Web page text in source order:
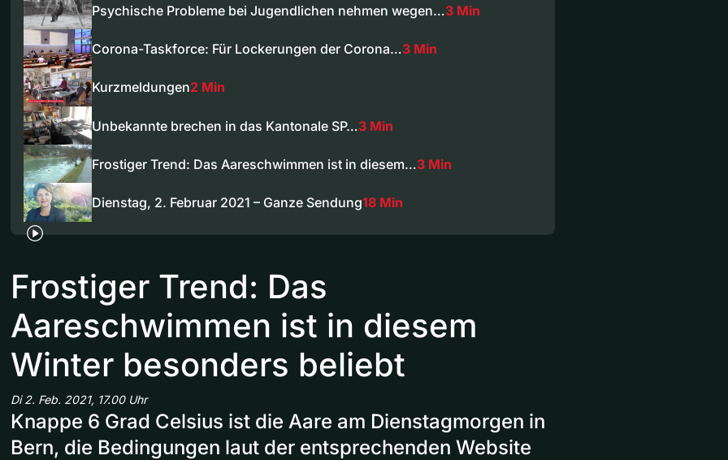
Psychische Probleme bei Jugendlichen nehmen wegen…3 Min
Corona-Taskforce: Für Lockerungen der Corona…3 Min
Kurzmeldungen2 Min
Unbekannte brechen in das Kantonale SP…3 Min
Frostiger Trend: Das Aareschwimmen ist in diesem…3 Min
Dienstag, 2. Februar 2021 – Ganze Sendung18 Min
Frostiger Trend: Das
Aareschwimmen ist in diesem
Winter besonders beliebt
Di 2. Feb. 2021, 17.00 Uhr
Knappe 6 Grad Celsius ist die Aare am Dienstagmorgen in
Bern, die Bedingungen laut der entsprechenden Website